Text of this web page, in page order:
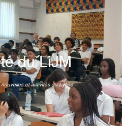
du LiJM
et activités du Lycée